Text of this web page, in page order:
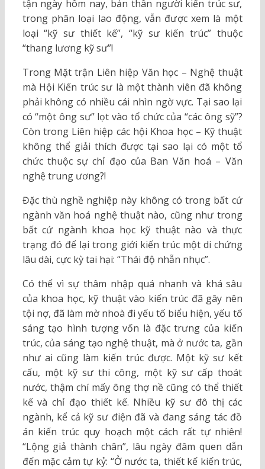
tận ngày hôm nay, bản thân người kiến trúc sư,
trong phân loại lao động, vẫn được xem là một
loại “kỹ sư thiết kế”, “kỹ sư kiến trúc” thuộc
“thang lương kỹ sư”!
Trong Mặt trận Liên hiệp Văn học – Nghệ thuật
mà Hội Kiến trúc sư là một thành viên đã không
phải không có nhiều cái nhìn ngờ vực. Tại sao lại
có “một ông sư” lọt vào tổ chức của “các ông sỹ”?
Còn trong Liên hiệp các hội Khoa học – Kỹ thuật
không thể giải thích được tại sao lại có một tổ
chức thuộc sự chỉ đạo của Ban Văn hoá – Văn
nghệ trung ương?!
Đặc thù nghề nghiệp này không có trong bất cứ
ngành văn hoá nghệ thuật nào, cũng như trong
bất cứ ngành khoa học kỹ thuật nào và thực
trạng đó để lại trong giới kiến trúc một di chứng
lâu dài, cực kỳ tai hại: “Thái độ nhẫn nhục”.
Có thể vì sự thâm nhập quá nhanh và khá sâu
của khoa học, kỹ thuật vào kiến trúc đã gây nên
tội nợ, đã làm mờ nhoà đi yếu tố biểu hiện, yếu tố
sáng tạo hình tượng vốn là đặc trưng của kiến
trúc, của sáng tạo nghệ thuật, mà ở nước ta, gần
như ai cũng làm kiến trúc được. Một kỹ sư kết
cấu, một kỹ sư thi công, một kỹ sư cấp thoát
nước, thậm chí mấy ông thợ nề cũng có thể thiết
kế và chỉ đạo thiết kế. Nhiều kỹ sư đô thị các
ngành, kể cả kỹ sư điện đã và đang sáng tác đồ
án kiến trúc quy hoạch một cách rất tự nhiên!
“Lộng giả thành chân”, lâu ngày đâm quen dẫn
đến mặc cảm tự kỷ: “Ở nước ta, thiết kế kiến trúc,